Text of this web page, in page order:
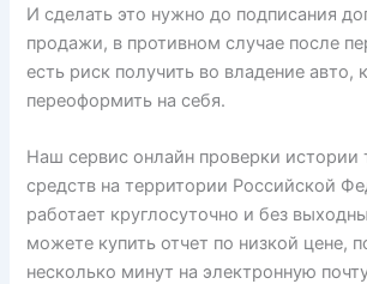
И сделать это нужно до подписания
продажи, в противном случае после
есть риск получить во владение авто,
переоформить на себя.
Наш сервис онлайн проверки истории
средств на территории Российской
работает круглосуточно и без
можете купить отчет по низкой цене,
несколько минут на электронную